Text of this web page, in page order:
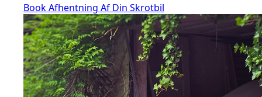
Book Afhentning Af Din Skrotbil